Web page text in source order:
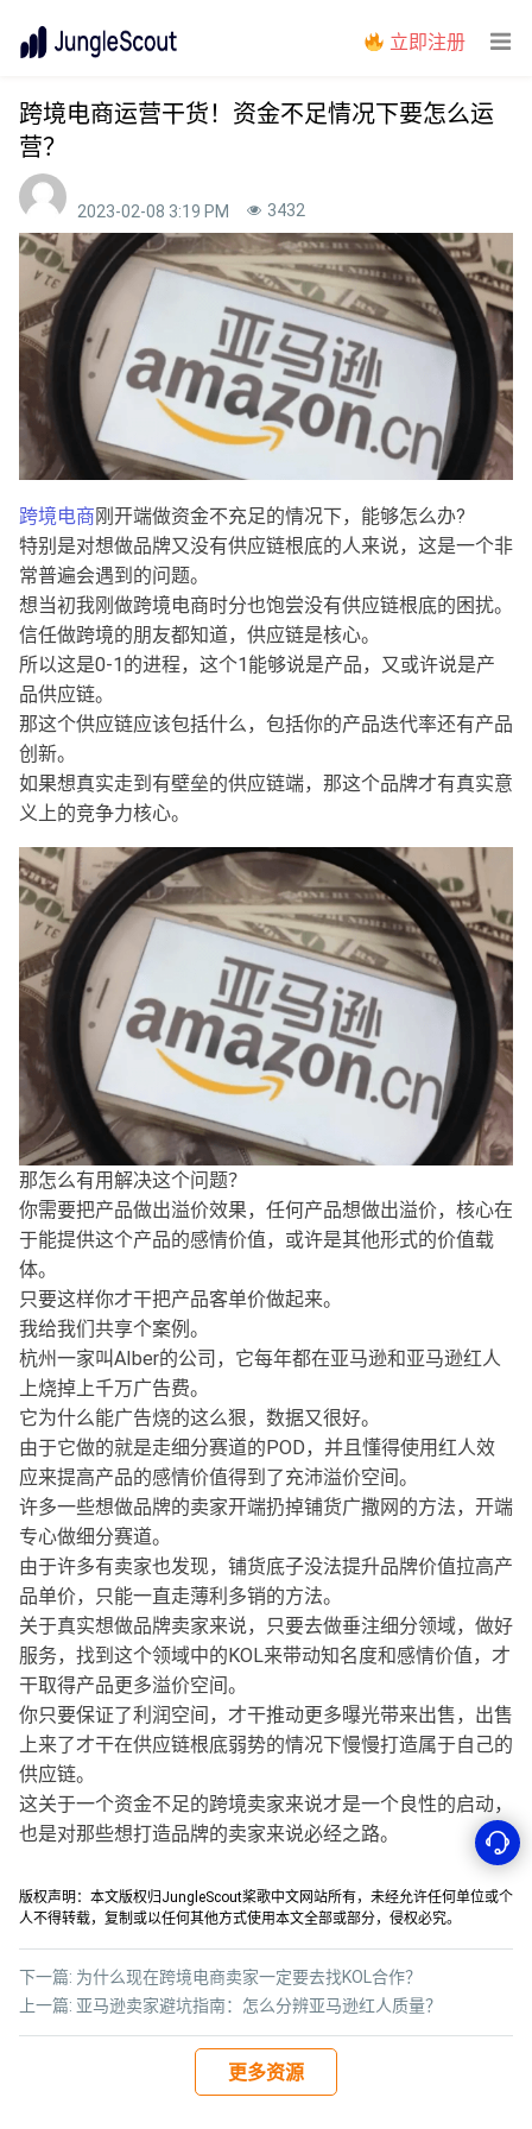
立即注册
跨境电商运营干货！资金不足情况下要怎么运
营？
2023-02-08 3:19 PM 3432
跨境电商刚开端做资金不充足的情况下，能够怎么办?
特别是对想做品牌又没有供应链根底的人来说，这是一个非
常普遍会遇到的问题。
想当初我刚做跨境电商时分也饱尝没有供应链根底的困扰。
信任做跨境的朋友都知道，供应链是核心。
所以这是0-1的进程，这个1能够说是产品，又或许说是产
品供应链。
那这个供应链应该包括什么，包括你的产品迭代率还有产品
创新。
如果想真实走到有壁垒的供应链端，那这个品牌才有真实意
义上的竞争力核心。
那怎么有用解决这个问题？
你需要把产品做出溢价效果，任何产品想做出溢价，核心在
于能提供这个产品的感情价值，或许是其他形式的价值载
体。
只要这样你才干把产品客单价做起来。
我给我们共享个案例。
杭州一家叫AIber的公司，它每年都在亚马逊和亚马逊红人
上烧掉上千万广告费。
它为什么能广告烧的这么狠，数据又很好。
由于它做的就是走细分赛道的POD，并且懂得使用红人效
应来提高产品的感情价值得到了充沛溢价空间。
许多一些想做品牌的卖家开端扔掉铺货广撒网的方法，开端
专心做细分赛道。
由于许多有卖家也发现，铺货底子没法提升品牌价值拉高产
品单价，只能一直走薄利多销的方法。
关于真实想做品牌卖家来说，只要去做垂注细分领域，做好
服务，找到这个领域中的KOL来带动知名度和感情价值，才
干取得产品更多溢价空间。
你只要保证了利润空间，才干推动更多曝光带来出售，出售
上来了才干在供应链根底弱势的情况下慢慢打造属于自己的
供应链。
这关于一个资金不足的跨境卖家来说才是一个良性的启动，
也是对那些想打造品牌的卖家来说必经之路。
版权声明：本文版权归JungleScout桨歌中文网站所有，未经允许任何单位或个
人不得转载，复制或以任何其他方式使用本文全部或部分，侵权必究。
上一篇: 亚马逊卖家避坑指南：怎么分辨亚马逊红人质量？
下一篇: 为什么现在跨境电商卖家一定要去找KOL合作？
更多资源